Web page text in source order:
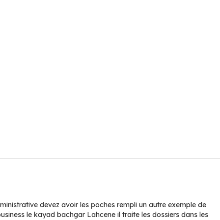
devez avoir les poches rempli un autre exemple de
le kayad bachgar Lahcene il traite les dossiers dans les